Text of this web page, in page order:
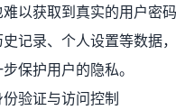
以获取到真实的用户密
记录、个人设置等数据
保护用户的隐私。
份验证与访问控制